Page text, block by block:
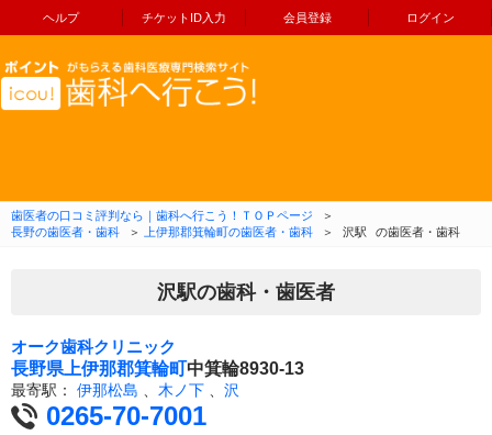
ヘルプ チケットID入力 会員登録 ログイン
コンテンツへ移動
歯医者の口コミ評判なら｜歯科へ行こう！ＴＯＰページ
＞
長野の歯医者・歯科
＞ 上伊那郡箕輪町の歯医者・歯科 ＞ 沢駅 の歯医者・歯科
沢駅の歯科・歯医者
オーク歯科クリニック
長野県 上伊那郡箕輪町中箕輪8930-13
最寄駅： 伊那松島 木ノ下 沢
0265-70-7001